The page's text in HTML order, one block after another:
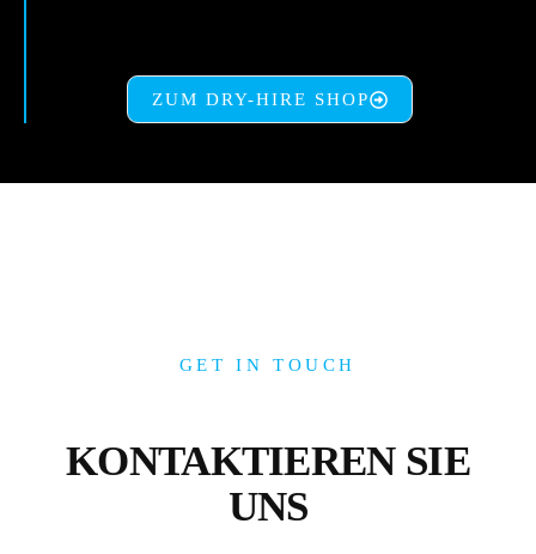
ZUM DRY-HIRE SHOP
GET IN TOUCH
KONTAKTIEREN SIE
UNS